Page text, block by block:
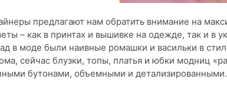
предлагают нам обратить внимание на
– как в принтах и вышивке на одежде, так и в
в моде были наивные ромашки и васильки в
сейчас блузки, топы, платья и юбки модниц
бутонами, объемными и детализированными.